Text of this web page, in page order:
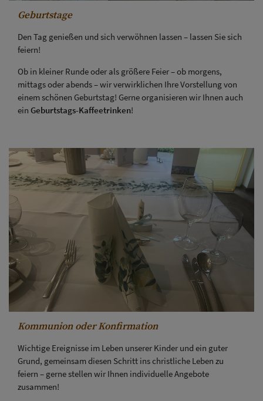
Geburtstage
Den Tag genießen und sich verwöhnen lassen – lassen Sie sich
feiern!
Ob in kleiner Runde oder als größere Feier – ob morgens,
mittags oder abends – wir verwirklichen Ihre Vorstellung von
einem schönen Geburtstag! Gerne organisieren wir Ihnen auch
ein Geburtstags-Kaffeetrinken!
Kommunion oder Konfirmation
Wichtige Ereignisse im Leben unserer Kinder und ein guter
Grund, gemeinsam diesen Schritt ins christliche Leben zu
feiern – gerne stellen wir Ihnen individuelle Angebote
zusammen!